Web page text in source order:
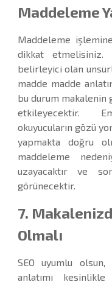
Maddeleme
Maddeleme
dikkat etmelisiniz.
belirleyici olan
madde madde
bu durum makalenin
etkileyecektir.
okuyucuların gözü
yapmakta doğru
maddeleme
uzayacaktır ve
görünecektir.
7.
Olmalı
SEO uyumlu olsun,
anlatımı